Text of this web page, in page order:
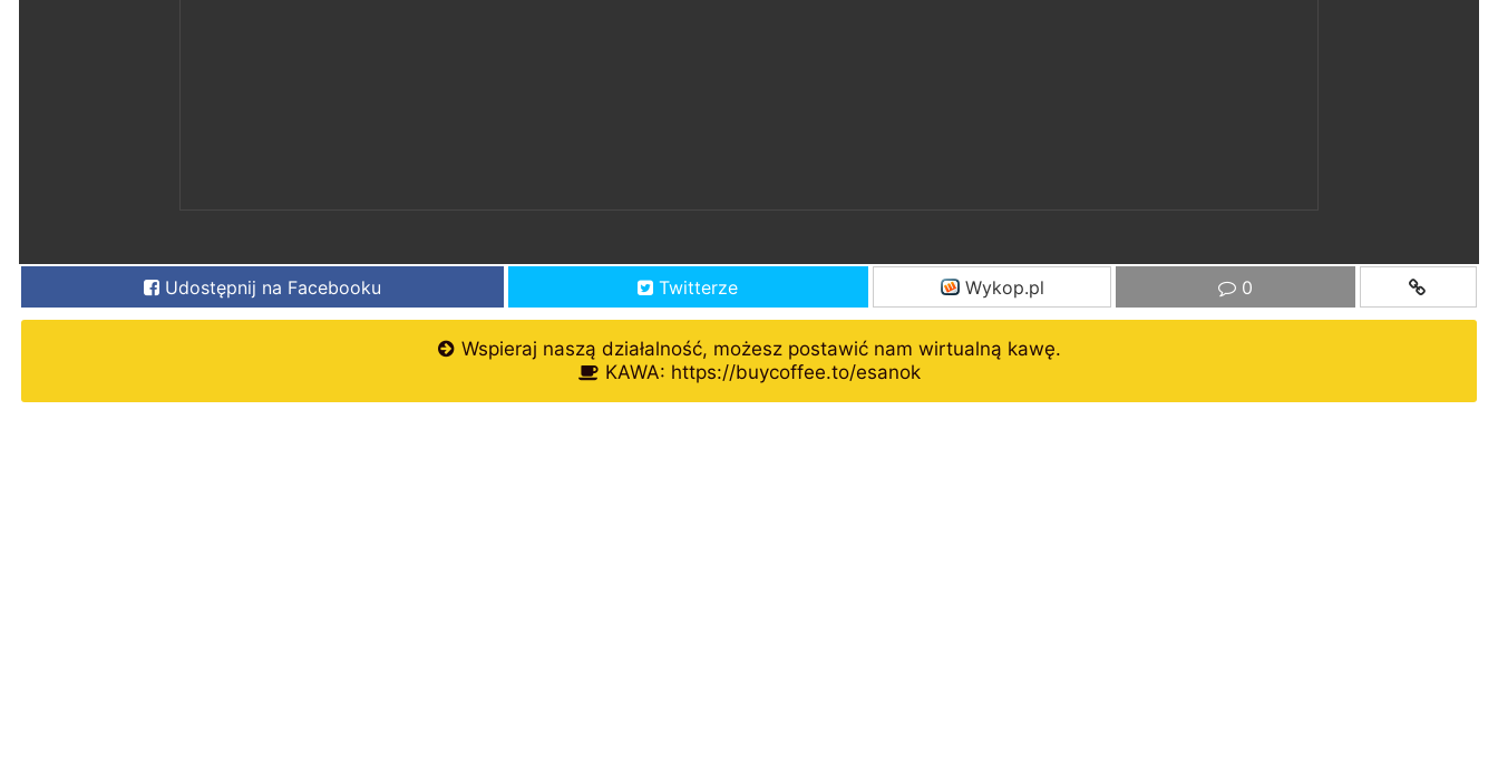
Udostępnij na Facebooku Twitterze Wykop.pl 0
Wspieraj naszą działalność, możesz postawić nam wirtualną kawę.
KAWA: https://buycoffee.to/esanok